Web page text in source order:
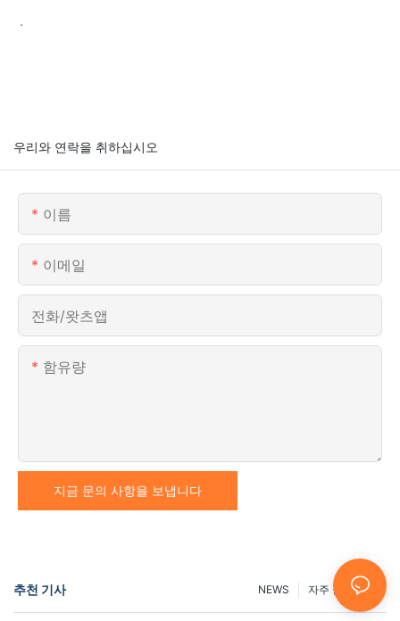
.
우리와 연락을 취하십시오
이름
이메일
전화/왓츠앱
함유량
지금 문의 사항을 보냅니다
추천 기사 자주 묻는 질문
NEWS